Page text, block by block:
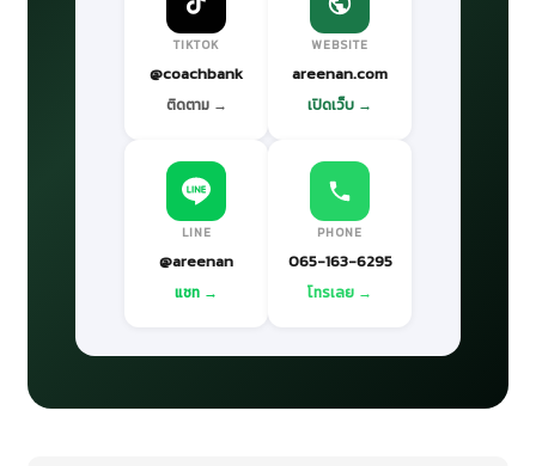
TIKTOK
@coachbank
ติดตาม →
WEBSITE
areenan.com
เปิดเว็บ →
LINE
@areenan
แชท →
PHONE
065-163-6295
โทรเลย →